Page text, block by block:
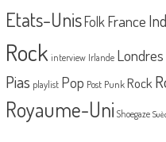
Etats-UnisFolk France
Rock interview Irlande Londres
Pias playlist Pop Post Punk Rock
Royaume-Uni Shoegaze